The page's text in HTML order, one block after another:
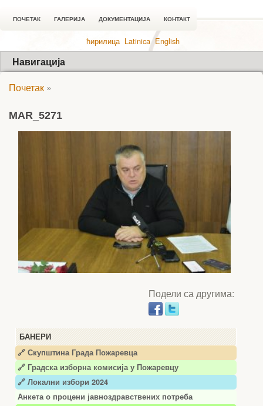
ПОЧЕТАК ГАЛЕРИЈА ДОКУМЕНТАЦИЈА КОНТАКТ
ћирилица Latinica English
Навигација
БАНЕРИ
🔗 Скупштина Града Пожаревца
🔗 Градска изборна комисија у Пожаревцу
🔗 Локални избори 2024
Анкета о процени јавноздравствених потреба
Почетак »
MAR_5271
Подели са другима: